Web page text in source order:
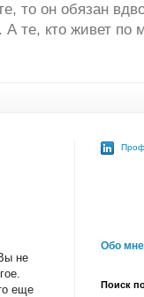
то он обязан
те, кто живет по
не
еще
Обо мне
Поиск